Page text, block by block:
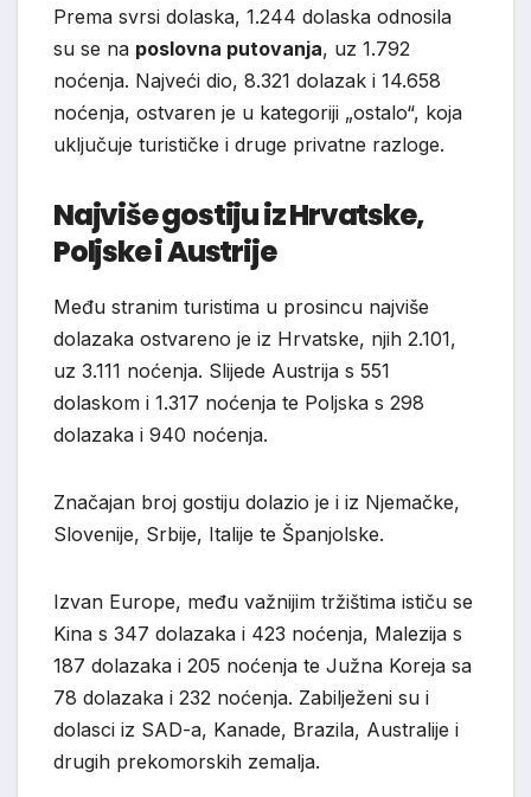
Prema svrsi dolaska, 1.244 dolaska odnosila
su se na poslovna putovanja, uz 1.792
noćenja. Najveći dio, 8.321 dolazak i 14.658
noćenja, ostvaren je u kategoriji „ostalo“, koja
uključuje turističke i druge privatne razloge.
Najviše gostiju iz Hrvatske,
Poljske i Austrije
Među stranim turistima u prosincu najviše
dolazaka ostvareno je iz Hrvatske, njih 2.101,
uz 3.111 noćenja. Slijede Austrija s 551
dolaskom i 1.317 noćenja te Poljska s 298
dolazaka i 940 noćenja.
Značajan broj gostiju dolazio je i iz Njemačke,
Slovenije, Srbije, Italije te Španjolske.
Izvan Europe, među važnijim tržištima ističu se
Kina s 347 dolazaka i 423 noćenja, Malezija s
187 dolazaka i 205 noćenja te Južna Koreja sa
78 dolazaka i 232 noćenja. Zabilježeni su i
dolasci iz SAD-a, Kanade, Brazila, Australije i
drugih prekomorskih zemalja.